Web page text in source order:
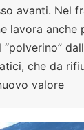
avanti. Nel
lavora
“polverino”
che da
valore